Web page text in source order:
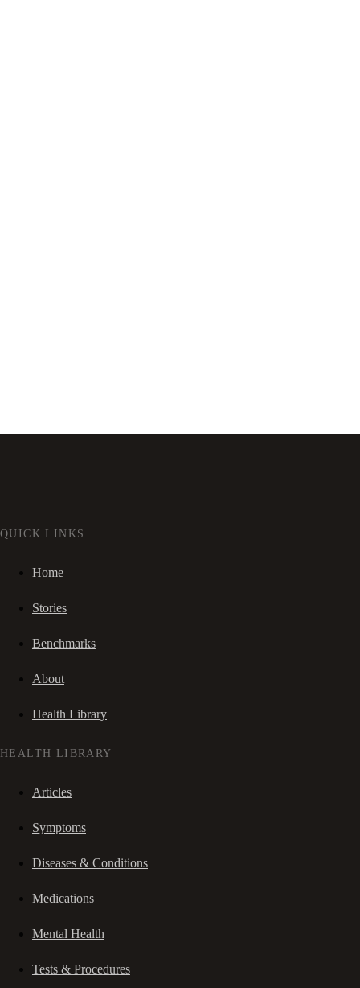
QUICK LINKS
Home
Stories
Benchmarks
About
Health Library
HEALTH LIBRARY
Articles
Symptoms
Diseases & Conditions
Medications
Mental Health
Tests & Procedures